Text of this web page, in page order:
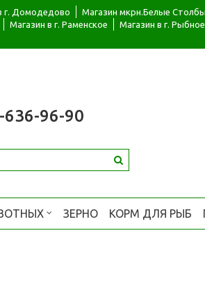
г. Домодедово Магазин мкрн.Белые
Магазин в г. Раменское Магазин в г.
636-96-90
ЗЕРНО КОРМ ДЛЯ РЫБ